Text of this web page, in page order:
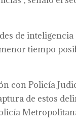
de
tiempo
con Policía
de estos